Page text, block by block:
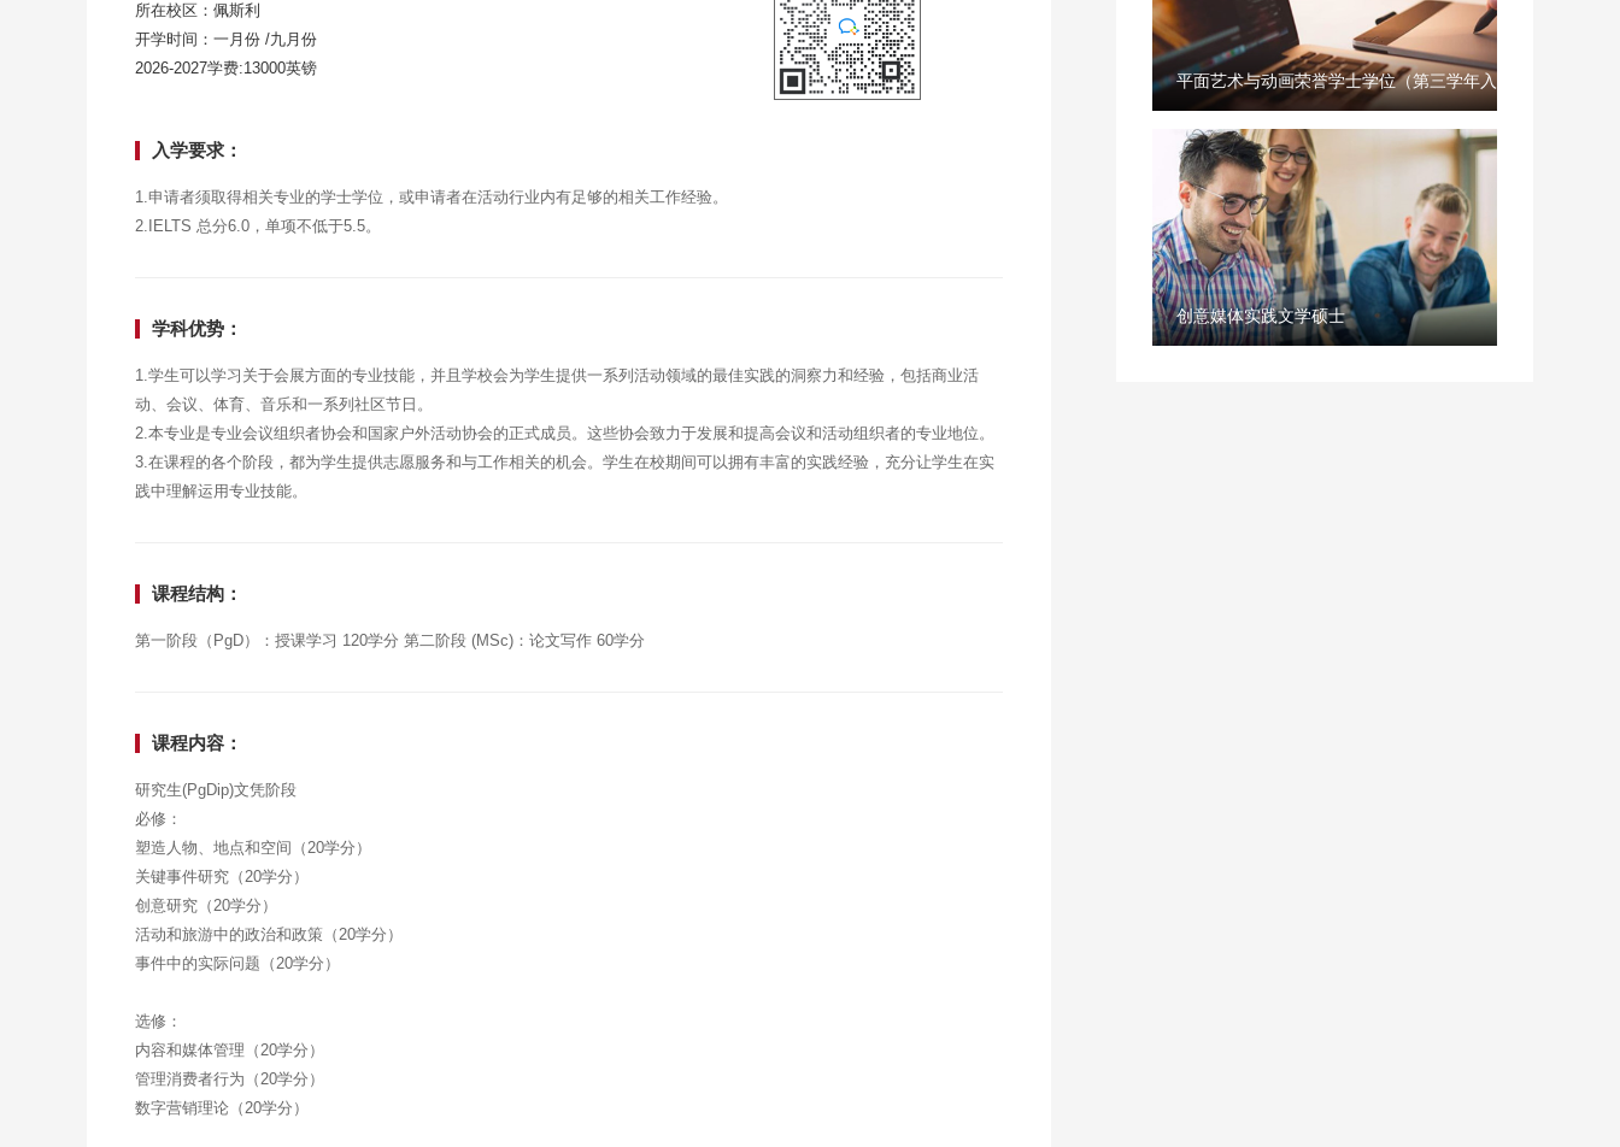
所在校区：佩斯利
开学时间：一月份 /九月份
2026-2027学费:13000英镑
入学要求：
1.申请者须取得相关专业的学士学位，或申请者在活动行业内有足够的相关工作经验。
2.IELTS 总分6.0，单项不低于5.5。
学科优势：
1.学生可以学习关于会展方面的专业技能，并且学校会为学生提供一系列活动领域的最佳实践的洞察力和经验，包括商业活
动、会议、体育、音乐和一系列社区节日。
2.本专业是专业会议组织者协会和国家户外活动协会的正式成员。这些协会致力于发展和提高会议和活动组织者的专业地位。
3.在课程的各个阶段，都为学生提供志愿服务和与工作相关的机会。学生在校期间可以拥有丰富的实践经验，充分让学生在实
践中理解运用专业技能。
课程结构：
第一阶段（PgD）：授课学习 120学分 第二阶段 (MSc)：论文写作 60学分
课程内容：
研究生(PgDip)文凭阶段
必修：
塑造人物、地点和空间（20学分）
关键事件研究（20学分）
创意研究（20学分）
活动和旅游中的政治和政策（20学分）
事件中的实际问题（20学分）
选修：
内容和媒体管理（20学分）
管理消费者行为（20学分）
数字营销理论（20学分）
平面艺术与动画荣誉学士学位（第三学年入学）
创意媒体实践文学硕士